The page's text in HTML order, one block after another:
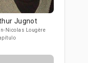
Jugnot
Nicolas Lougère